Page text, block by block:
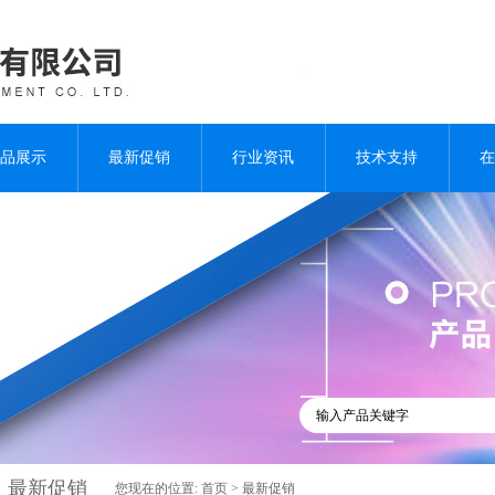
展示 最新促销 行业资讯 技术支持
最新促销 您现在的位置: 首页 > 最新促销